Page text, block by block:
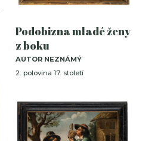
Podobizna mladé ženy
z boku
AUTOR NEZNÁMÝ
2. polovina 17. století